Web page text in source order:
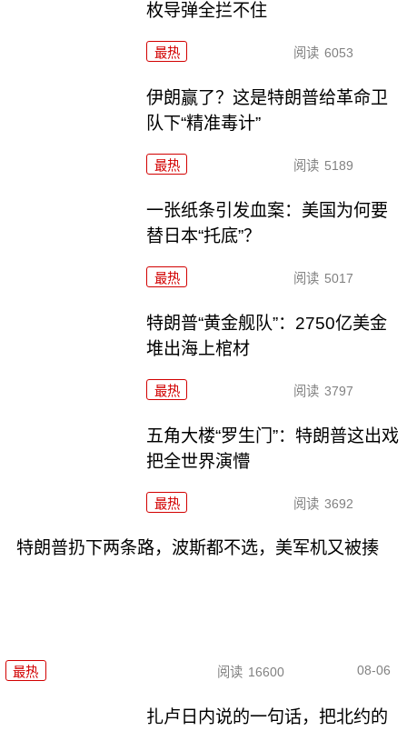
枚导弹全拦不住
最热 阅读 6053
伊朗赢了？这是特朗普给革命卫
队下“精准毒计”
最热 阅读 5189
一张纸条引发血案：美国为何要
替日本“托底”？
最热 阅读 5017
特朗普“黄金舰队”：2750亿美金
堆出海上棺材
最热 阅读 3797
五角大楼“罗生门”：特朗普这出戏
把全世界演懵
最热 阅读 3692
特朗普扔下两条路，波斯都不选，美军机又被揍
最热 阅读 16600 08-06
扎卢日内说的一句话，把北约的